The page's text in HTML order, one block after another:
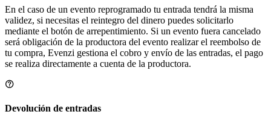
En el caso de un evento reprogramado tu entrada tendrá la misma
validez, si necesitas el reintegro del dinero puedes solicitarlo
mediante el botón de arrepentimiento. Si un evento fuera cancelado
será obligación de la productora del evento realizar el reembolso de
tu compra, Evenzi gestiona el cobro y envío de las entradas, el pago
se realiza directamente a cuenta de la productora.
Devolución de entradas